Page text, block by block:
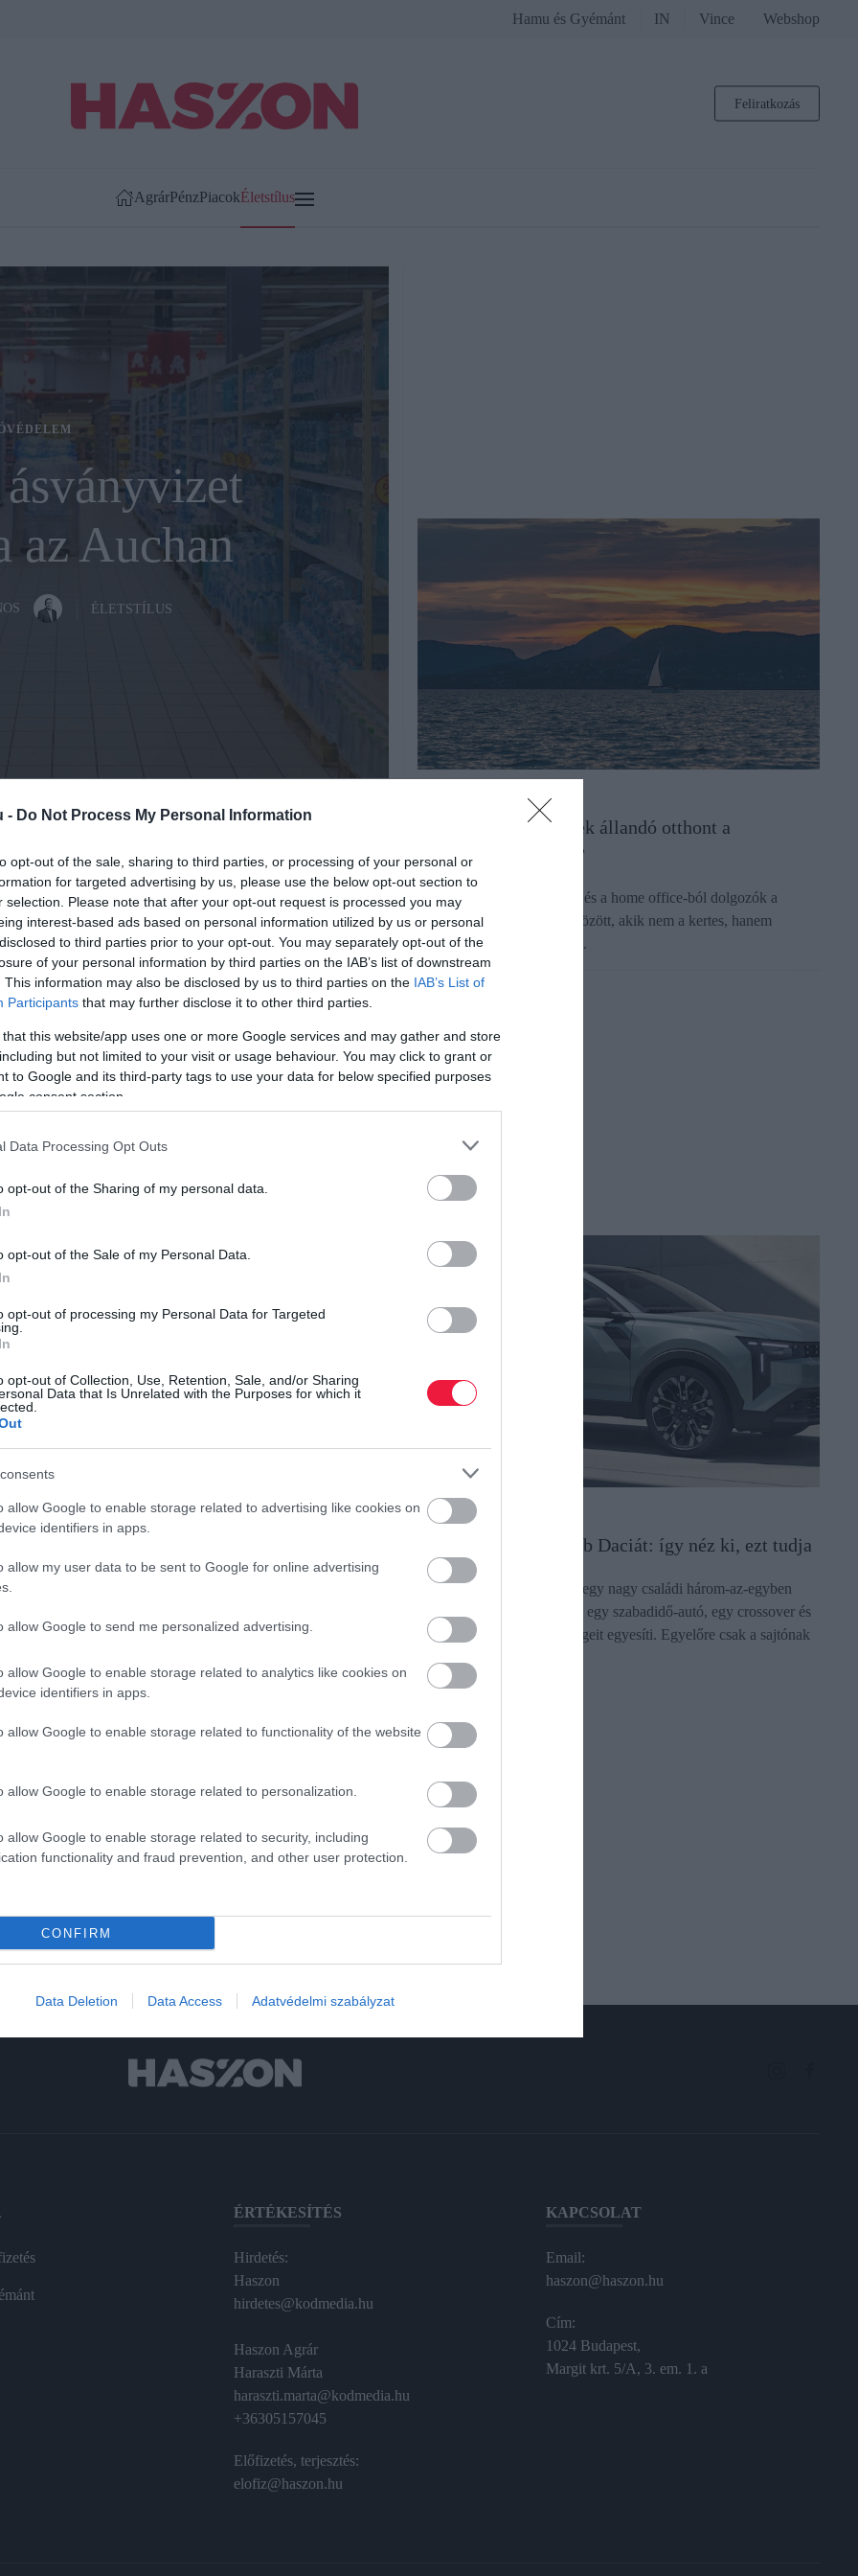
- Do Not Process My Personal Information
opt-out of the sale, sharing to third parties, or processing of your personal or
for targeted advertising by us, please use the below opt-out section to
selection. Please note that after your opt-out request is processed you may
interest-based ads based on personal information utilized by us or personal
to third parties prior to your opt-out. You may separately opt-out of the
of your personal information by third parties on the IAB’s list of downstream
This information may also be disclosed by us to third parties on the IAB’s List of
Participants that may further disclose it to other third parties.
that this website/app uses one or more Google services and may gather and store
but not limited to your visit or usage behaviour. You may click to grant or
to Google and its third-party tags to use your data for below specified purposes
consent section.
Data Processing Opt Outs
opt-out of the Sharing of my personal data.
opt-out of the Sale of my Personal Data.
opt-out of processing my Personal Data for Targeted
opt-out of Collection, Use, Retention, Sale, and/or Sharing
Data that Is Unrelated with the Purposes for which it
allow Google to enable storage related to advertising like cookies on
identifiers in apps.
allow my user data to be sent to Google for online advertising
allow Google to send me personalized advertising.
allow Google to enable storage related to analytics like cookies on
identifiers in apps.
allow Google to enable storage related to functionality of the website
allow Google to enable storage related to personalization.
allow Google to enable storage related to security, including
functionality and fraud prevention, and other user protection.
CONFIRM
Data Deletion Data Access Adatvédelmi szabályzat
Hamu és Gyémánt IN Vince Webshop
Feliratkozás
AgrárPénzPiacokÉletstílus
az Auchan
ÉLETSTÍLUS
az Auchan Tipp Pannon-Aqua
2l termékének visszahívását
fogyasztása egészségügyi
Kereskedelmi és Fogyasztóvédelmi
forrásként a Google Keresőben!
során mutatták ki a 2026.05.16. minőségmegőrzési
termékben.
hatáskörben megtette a szükséges intézkedéseket,
valamint a fogyasztóktól történő visszahívásáról. A
termékek további sorsát a hatóság nyomon követi.
rendelkező terméket ne fogyasszák el továbbá
veszély
Egyre többen keresnek állandó otthont a
Balatonnál, de miért?
Megjelentek a nyugdíjasok és a home office-ból dolgozók a
balatoni ingatlanok vevői között, akik nem a kertes, hanem
társasházi lakásokat keresik.
AUTÓ
Bemutatták a legújabb Daciát: így néz ki, ezt tudja
A Dacia legújabb modellje egy nagy családi három-az-egyben
autó, amely a gyártó szerint egy szabadidő-autó, egy crossover és
egy kombi legjobb képességeit egyesíti. Egyelőre csak a sajtónak
rectangle
ÉRTÉKESÍTÉS
Hirdetés:
Haszon
hirdetes@kodmedia.hu
Haszon Agrár
Haraszti Márta
haraszti.marta@kodmedia.hu
+36305157045
Előfizetés, terjesztés:
elofiz@haszon.hu
KAPCSOLAT
Email:
haszon@haszon.hu
Cím:
1024 Budapest,
Margit krt. 5/A, 3. em. 1. a